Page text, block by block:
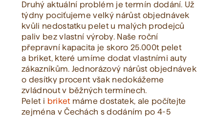
Druhý aktuální problém je termín dodání. Už
týdny pociťujeme velký nárůst objednávek
kvůli nedostatku pelet u malých prodejců
paliv bez vlastní výroby. Naše roční
přepravní kapacita je skoro 25.000t pelet
a briket, které umíme dodat vlastními auty
zákazníkům. Jednorázový nárůst objednávek
o desítky procent však nedokážeme
zvládnout v běžných termínech.
Pelet i briket máme dostatek, ale počítejte
zejména v Čechách s dodáním po 4-5